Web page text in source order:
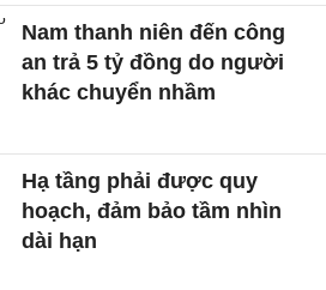
Nam thanh niên đến công
an trả 5 tỷ đồng do người
khác chuyển nhầm
Hạ tầng phải được quy
hoạch, đảm bảo tầm nhìn
dài hạn